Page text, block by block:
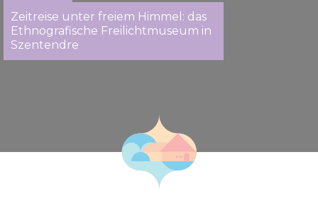
Zeitreise unter freiem Himmel: das
Ethnografische Freilichtmuseum in
Szentendre